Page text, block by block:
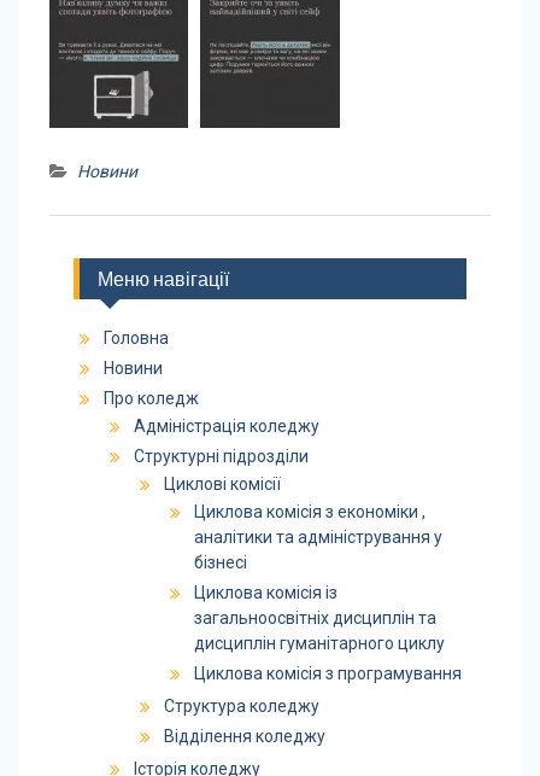
Новини
Меню навігації
Головна
Новини
Про коледж
Адміністрація коледжу
Структурні підрозділи
Циклові комісії
Циклова комісія з економіки ,
аналітики та адміністрування у
бізнесі
Циклова комісія із
загальноосвітніх дисциплін та
дисциплін гуманітарного циклу
Циклова комісія з програмування
Структура коледжу
Відділення коледжу
Історія коледжу